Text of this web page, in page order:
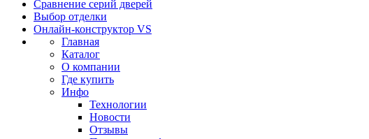
Сравнение серий дверей
Выбор отделки
Онлайн-конструктор VS
Главная
Каталог
О компании
Где купить
Инфо
Технологии
Новости
Отзывы